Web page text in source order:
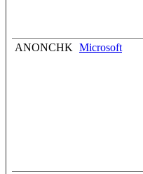
ANONCHK Microsoft